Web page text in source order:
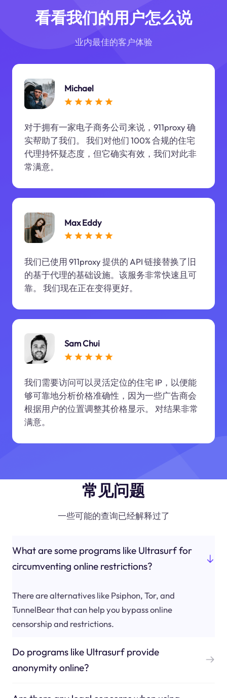
看看我们的用户怎么说
业内最佳的客户体验
Michael
对于拥有一家电子商务公司来说，911proxy 确
实帮助了我们。 我们对他们 100% 合规的住宅
代理持怀疑态度，但它确实有效，我们对此非
常满意。
Max Eddy
我们已使用 911proxy 提供的 API 链接替换了旧
的基于代理的基础设施。该服务非常快速且可
靠。 我们现在正在变得更好。
Sam Chui
我们需要访问可以灵活定位的住宅 IP，以便能
够可靠地分析价格准确性，因为一些广告商会
根据用户的位置调整其价格显示。 对结果非常
满意。
常见问题
一些可能的查询已经解释过了
What are some programs like Ultrasurf for
circumventing online restrictions?
There are alternatives like Psiphon, Tor, and
TunnelBear that can help you bypass online
censorship and restrictions.
Do programs like Ultrasurf provide
anonymity online?